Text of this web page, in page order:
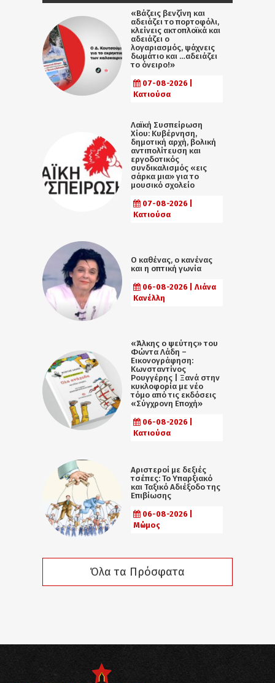
«Βάζεις βενζίνη και
αδειάζει το πορτοφόλι,
κλείνεις ακτοπλοϊκά και
αδειάζει ο
λογαριασμός, ψάχνεις
δωμάτιο και …αδειάζει
το όνειρο!»
07-08-2026 |
Κατιούσα
Λαϊκή Συσπείρωση
Χίου: Κυβέρνηση,
δημοτική αρχή, βολική
αντιπολίτευση και
εργοδοτικός
συνδικαλισμός «εις
σάρκα μια» για το
μουσικό σχολείο
07-08-2026 |
Κατιούσα
Ο καθένας, ο κανένας
και η οπτική γωνία
06-08-2026 | Λιάνα
Κανέλλη
«Άλκης ο ψεύτης» του
Φώντα Λάδη –
Εικονογράφηση:
Κωνσταντίνος
Ρουγγέρης | Ξανά στην
κυκλοφορία με νέο
τόμο από τις εκδόσεις
«Σύγχρονη Εποχή»
06-08-2026 |
Κατιούσα
Αριστεροί με δεξιές
τσέπες: Το Υπαρξιακό
και Ταξικό Αδιέξοδο της
Επιβίωσης
06-08-2026 |
Μώμος
Όλα τα Πρόσφατα